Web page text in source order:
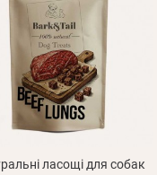
ласощі для собак